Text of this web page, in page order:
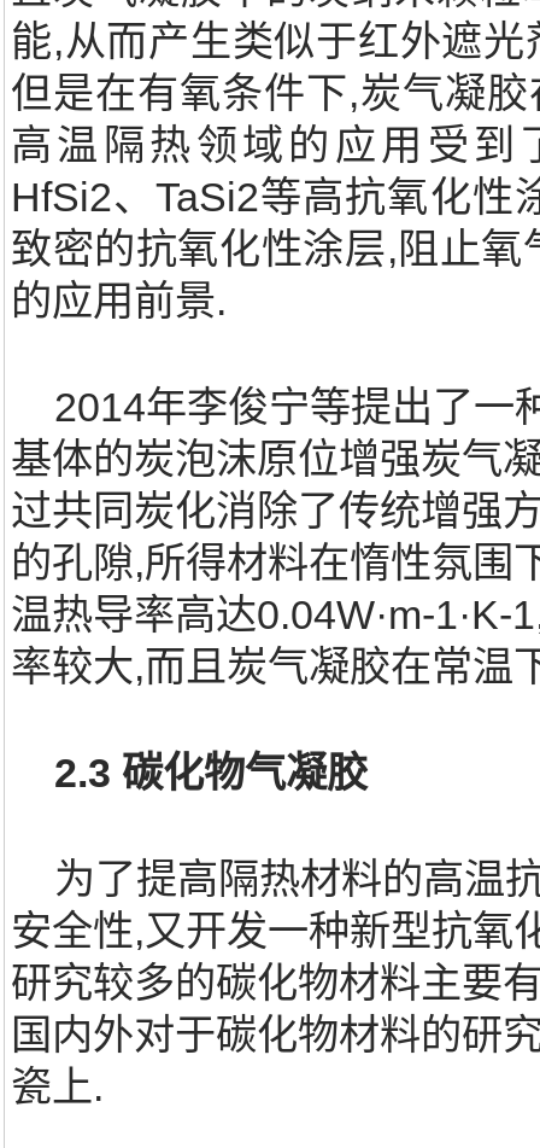
能,从而产生类似于红外遮
但是在有氧条件下,炭气凝
高温隔热领域的应用受到
HfSi2、TaSi2等高抗氧化性
致密的抗氧化性涂层,阻止
的应用前景.
2014年李俊宁等提出了一
基体的炭泡沫原位增强炭气
过共同炭化消除了传统增强
的孔隙,所得材料在惰性氛
温热导率高达0.04W·m-
率较大,而且炭气凝胶在常温
2.3 碳化物气凝胶
为了提高隔热材料的高温
安全性,又开发一种新型抗氧
研究较多的碳化物材料主要
国内外对于碳化物材料的研
瓷上.